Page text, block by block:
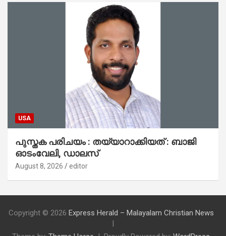
USA
പുസ്തക പരിചയം : തയ്യാറാക്കിയത് : ബാജി
ഓടംവേലി, ഡാലസ്
August 8, 2026 editor
Copyright © 2026 Express Herald – Malayalam Christian News